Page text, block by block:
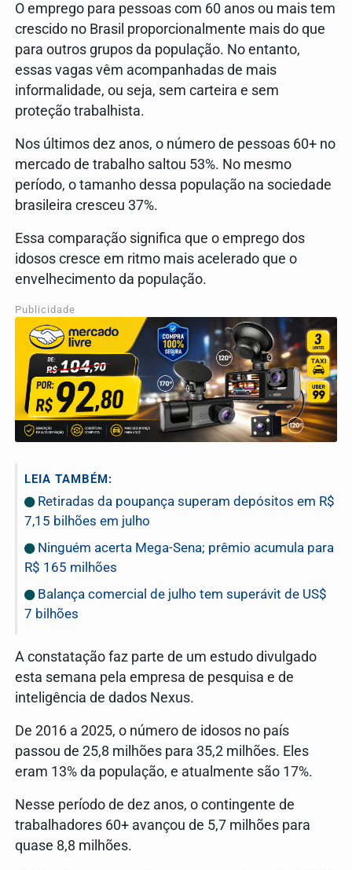
O emprego para pessoas com 60 anos ou mais tem
crescido no Brasil proporcionalmente mais do que
para outros grupos da população. No entanto,
essas vagas vêm acompanhadas de mais
informalidade, ou seja, sem carteira e sem
proteção trabalhista.
Nos últimos dez anos, o número de pessoas 60+ no
mercado de trabalho saltou 53%. No mesmo
período, o tamanho dessa população na sociedade
brasileira cresceu 37%.
Essa comparação significa que o emprego dos
idosos cresce em ritmo mais acelerado que o
envelhecimento da população.
Publicidade
LEIA TAMBÉM:
Retiradas da poupança superam depósitos em R$
7,15 bilhões em julho
Ninguém acerta Mega-Sena; prêmio acumula para
R$ 165 milhões
Balança comercial de julho tem superávit de US$
7 bilhões
A constatação faz parte de um estudo divulgado
esta semana pela empresa de pesquisa e de
inteligência de dados Nexus.
De 2016 a 2025, o número de idosos no país
passou de 25,8 milhões para 35,2 milhões. Eles
eram 13% da população, e atualmente são 17%.
Nesse período de dez anos, o contingente de
trabalhadores 60+ avançou de 5,7 milhões para
quase 8,8 milhões.